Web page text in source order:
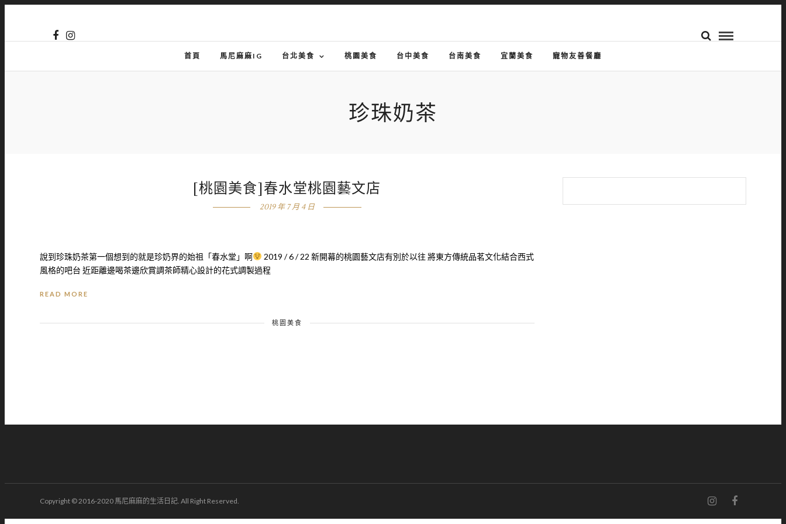
首頁 馬尼麻麻IG 台北美食 桃園美食 台中美食 台南美食 宜蘭美食 寵物友善餐廳
珍珠奶茶
[桃園美食]春水堂桃園藝文店
2019 年 7 月 4 日
說到珍珠奶茶第一個想到的就是珍奶界的始祖「春水堂」啊
2019 / 6 / 22 新開幕的桃園藝文店有別於以往 將東方傳統品茗文化結合西式
風格的吧台 近距離邊喝茶邊欣賞調茶師精心設計的花式調製過程
READ MORE
桃園美食
Copyright © 2016-2020 馬尼麻麻的生活日記. All Right Reserved.